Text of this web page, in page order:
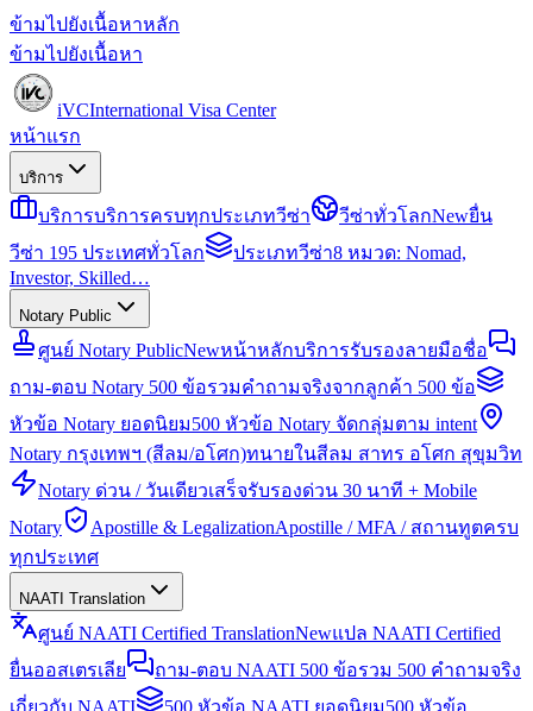
ข้ามไปยังเนื้อหาหลัก
ข้ามไปยังเนื้อหา
iVCInternational Visa Center
หน้าแรก
บริการ
บริการบริการครบทุกประเภทวีซ่า วีซ่าทั่วโลกNewยื่น
วีซ่า 195 ประเทศทั่วโลก
ประเภทวีซ่า8 หมวด: Nomad,
Investor, Skilled…
Notary Public
ศูนย์ Notary PublicNewหน้าหลักบริการรับรองลายมือชื่อ
ถาม-ตอบ Notary 500 ข้อรวมคำถามจริงจากลูกค้า 500 ข้อ
หัวข้อ Notary ยอดนิยม500 หัวข้อ Notary จัดกลุ่มตาม intent
Notary กรุงเทพฯ (สีลม/อโศก)ทนายในสีลม สาทร อโศก สุขุมวิท
Notary ด่วน / วันเดียวเสร็จรับรองด่วน 30 นาที + Mobile
Notary
Apostille & LegalizationApostille / MFA / สถานทูตครบ
ทุกประเทศ
NAATI Translation
ศูนย์ NAATI Certified TranslationNewแปล NAATI Certified
ยื่นออสเตรเลีย
ถาม-ตอบ NAATI 500 ข้อรวม 500 คำถามจริง
เกี่ยวกับ NAATI
500 หัวข้อ NAATI ยอดนิยม500 หัวข้อ